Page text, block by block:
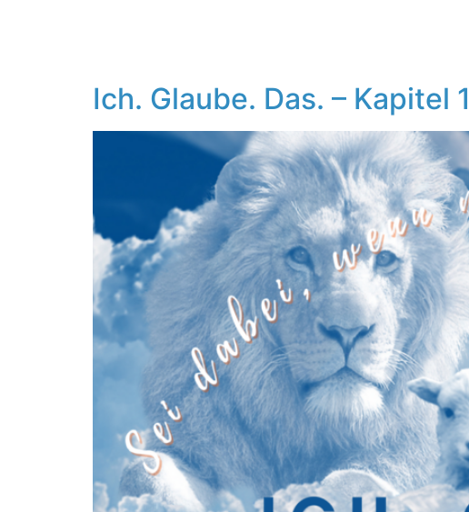
Ich. Glaube. Das. – Kapitel